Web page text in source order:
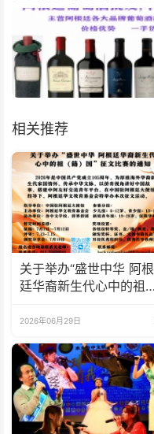
相关推荐
关于举办“盛世中华 阿根
廷华裔新生代心中的祖
2026年06月29日